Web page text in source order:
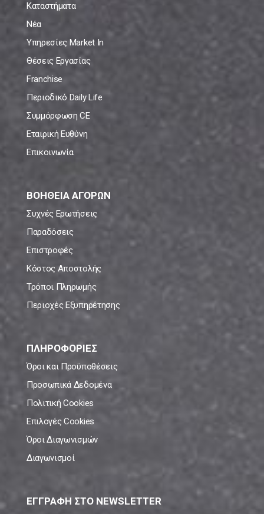
Καταστήματα
Νέα
Υπηρεσίες Market In
Θέσεις Εργασίας
Franchise
Περιοδικό Daily Life
Συμμόρφωση CE
Εταιρική Ευθύνη
Επικοινωνία
ΒΟΗΘΕΙΑ ΑΓΟΡΩΝ
Συχνές Ερωτήσεις
Παραδόσεις
Επιστροφές
Κόστος Αποστολής
Τρόποι Πληρωμής
Περιοχές Εξυπηρέτησης
ΠΛΗΡΟΦΟΡΙΕΣ
Όροι και Προϋποθέσεις
Προσωπικά Δεδομένα
Πολιτική Cookies
Επιλογές Cookies
Όροι Διαγωνισμών
Διαγωνισμοί
ΕΓΓΡΑΦΗ ΣΤΟ NEWSLETTER